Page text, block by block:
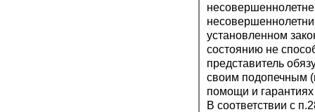
установленном
состоянию не
представитель
своим подопечным
помощи и
В соответствии с